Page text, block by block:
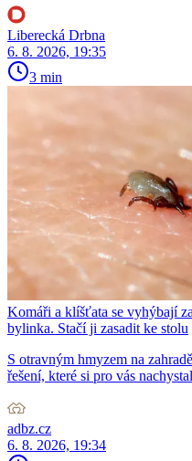
Liberecká Drbna
6. 8. 2026, 19:35
3 min
Komáři a klíšťata se vyhýbají
bylinka. Stačí ji zasadit ke stolu
S otravným hmyzem na
řešení, které si pro vás
adbz.cz
6. 8. 2026, 19:34